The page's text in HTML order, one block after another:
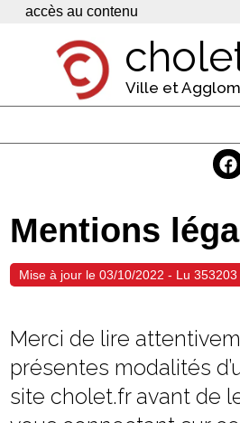
Panneau de gestion des cookies
accès au contenu
Ville et
Economie
Services
Mentions
Mise à jour le 03/10/2022 - Lu 353203
Merci de lire
présentes modalités
site cholet.fr avant de